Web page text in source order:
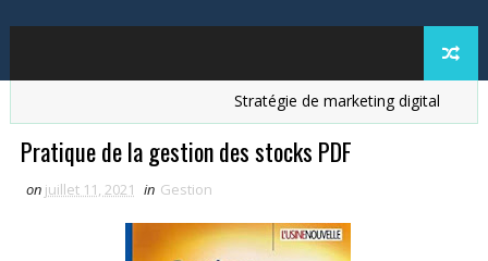
Stratégie de marketing digital
Pratique de la gestion des stocks PDF
on juillet 11, 2021 in Gestion